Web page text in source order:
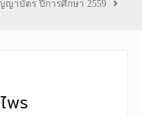
ญาบัตร ปีการศึกษา 2559
พร